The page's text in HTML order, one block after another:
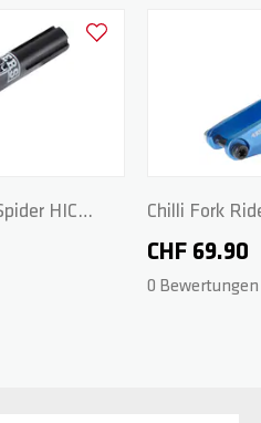
HIC
Zur Wunschliste hinzufügen
Chilli Fork
160mm - Blue
CHF 69.90
0